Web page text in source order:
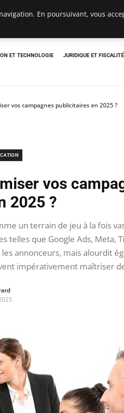
ET TECHNOLOGIE JURIDIQUE ET FISCALITÉ
vos campagnes publicitaires en 2025 ?
vos
2025 ?
un terrain de jeu à la fois
telles que Google Ads, Meta,
annonceurs, mais alourdit
impérativement maîtriser
En poursuivant, vous